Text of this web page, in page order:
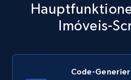
price, Currency, Availability,
Imóveis-
Code-